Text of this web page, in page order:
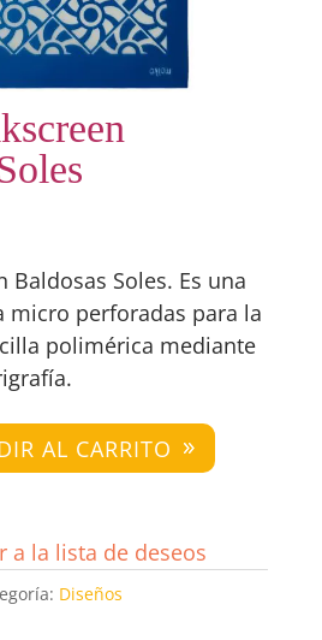
Baldosas Soles. Es una
micro perforadas para la
polimérica mediante
AL CARRITO
a la lista de deseos
Diseños